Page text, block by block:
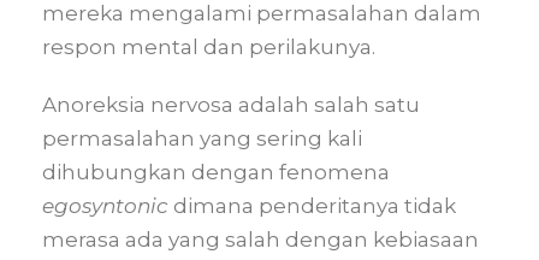
mereka mengalami permasalahan dalam
respon mental dan perilakunya.
Anoreksia nervosa adalah salah satu
permasalahan yang sering kali
dihubungkan dengan fenomena
egosyntonic dimana penderitanya tidak
merasa ada yang salah dengan kebiasaan